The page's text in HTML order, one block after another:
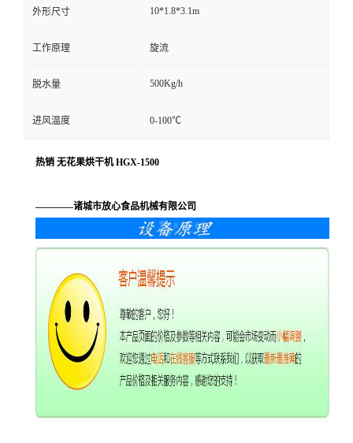
外形尺寸 10*1.8*3.1m
工作原理 旋流
脱水量 500Kg/h
进风温度 0-100℃
热销 无花果烘干机 HGX-1500
————诸城市放心食品机械有限公司